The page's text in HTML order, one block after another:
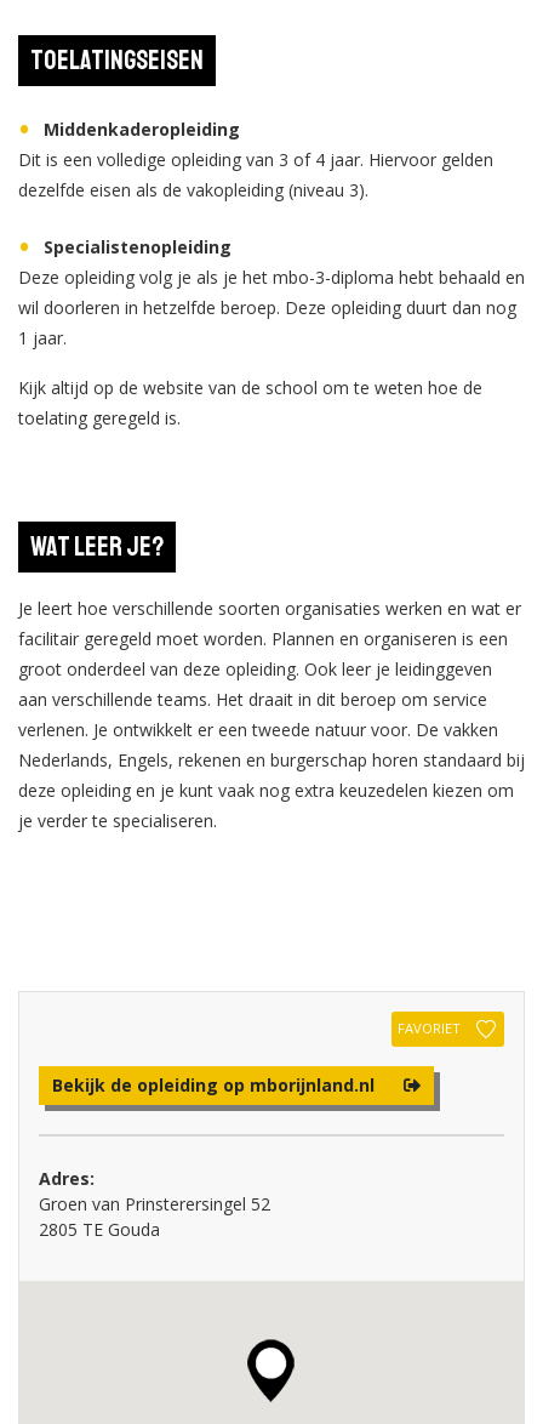
Toelatingseisen
Middenkaderopleiding
Dit is een volledige opleiding van 3 of 4 jaar. Hiervoor gelden
dezelfde eisen als de vakopleiding (niveau 3).
Specialistenopleiding
Deze opleiding volg je als je het mbo-3-diploma hebt behaald en
wil doorleren in hetzelfde beroep. Deze opleiding duurt dan nog
1 jaar.
Kijk altijd op de website van de school om te weten hoe de
toelating geregeld is.
Wat leer je?
Je leert hoe verschillende soorten organisaties werken en wat er
facilitair geregeld moet worden. Plannen en organiseren is een
groot onderdeel van deze opleiding. Ook leer je leidinggeven
aan verschillende teams. Het draait in dit beroep om service
verlenen. Je ontwikkelt er een tweede natuur voor. De vakken
Nederlands, Engels, rekenen en burgerschap horen standaard bij
deze opleiding en je kunt vaak nog extra keuzedelen kiezen om
je verder te specialiseren.
FAVORIET
Bekijk de opleiding op mborijnland.nl
Adres:
Groen van Prinsterersingel 52
2805 TE Gouda